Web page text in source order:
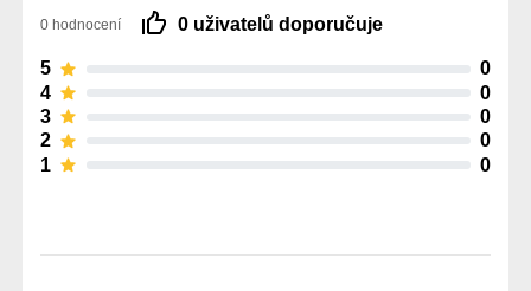
0 hodnocení 0 uživatelů doporučuje
5
0
4
0
3
0
2
0
1
0